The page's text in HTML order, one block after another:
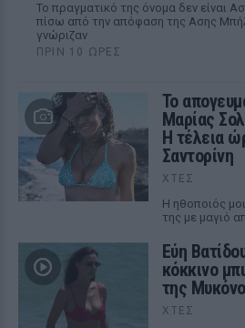
Το πραγματικό της όνομα δεν είναι
πίσω από την απόφαση της Ασης
γνώριζαν
ΠΡΙΝ 10 ΏΡΕΣ
Το
Μαρίας
Η τέλεια
Σαντορίνη
ΧΤΕΣ
Η ηθοποιός
της με μαγιό
Εύη
κόκκινο
της
ΧΤΕΣ